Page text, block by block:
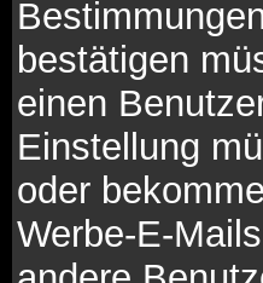
bestätigen
einen
Einstellung
oder
Werbe-E-